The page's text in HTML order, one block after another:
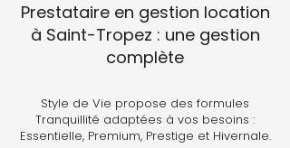
Prestataire en gestion location
à Saint-Tropez : une gestion
complète
Style de Vie propose des formules
Tranquillité adaptées à vos besoins :
Essentielle, Premium, Prestige et Hivernale.